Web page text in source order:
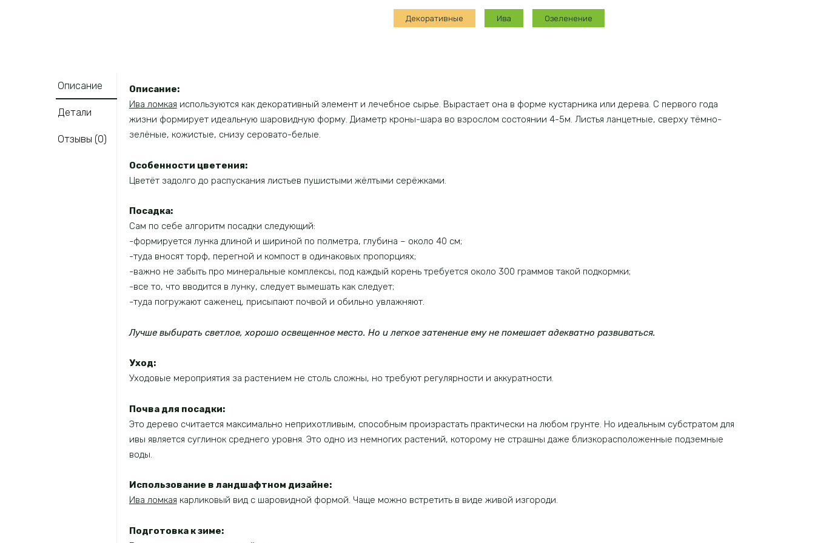
ломкая
Декоративные Ива Озеленение
Описание
Детали
Отзывы (0)
Описание:
Ива ломкая используются как декоративный элемент и лечебное сырье. Вырастает она в форме кустарника или дерева. С первого года
жизни формирует идеальную шаровидную форму. Диаметр кроны-шара во взрослом состоянии 4-5м. Листья ланцетные, сверху тёмно-
зелёные, кожистые, снизу серовато-белые.
Особенности цветения:
Цветёт задолго до распускания листьев пушистыми жёлтыми серёжками.
Посадка:
Сам по себе алгоритм посадки следующий:
-формируется лунка длиной и шириной по полметра, глубина – около 40 см;
-туда вносят торф, перегной и компост в одинаковых пропорциях;
-важно не забыть про минеральные комплексы, под каждый корень требуется около 300 граммов такой подкормки;
-все то, что вводится в лунку, следует вымешать как следует;
-туда погружают саженец, присыпают почвой и обильно увлажняют.
Лучше выбирать светлое, хорошо освещенное место. Но и легкое затенение ему не помешает адекватно развиваться.
Уход:
Уходовые мероприятия за растением не столь сложны, но требуют регулярности и аккуратности.
Почва для посадки:
Это дерево считается максимально неприхотливым, способным произрастать практически на любом грунте. Но идеальным субстратом для
ивы является суглинок среднего уровня. Это одно из немногих растений, которому не страшны даже близкорасположенные подземные
воды.
Использование в ландшафтном дизайне:
Ива ломкая карликовый вид с шаровидной формой. Чаще можно встретить в виде живой изгороди.
Подготовка к зиме: